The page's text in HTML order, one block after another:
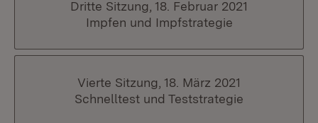
Dritte Sitzung, 18. Februar 2021
Impfen und Impfstrategie
Vierte Sitzung, 18. März 2021
Schnelltest und Teststrategie